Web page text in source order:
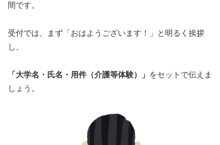
間です。
受付では、まず「おはようございます！」と明るく挨拶
し、
「大学名・氏名・用件（介護等体験）」
をセットで伝えま
しょう。